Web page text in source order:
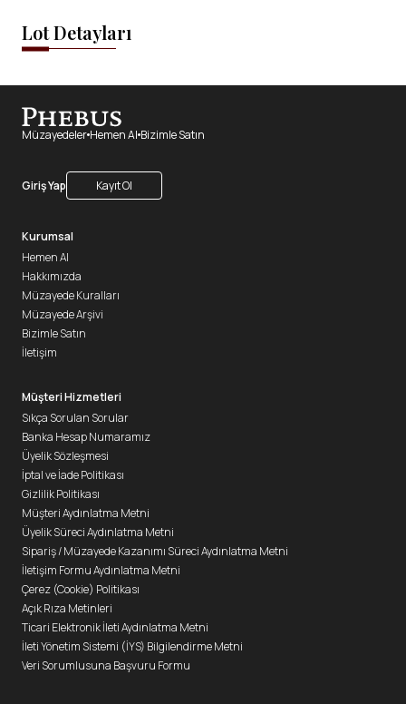
Lot Detayları
Müzayedeler Hemen Al Bizimle Satın
Giriş Yap Kayıt Ol
Kurumsal
Hemen Al
Hakkımızda
Müzayede Kuralları
Müzayede Arşivi
Bizimle Satın
İletişim
Müşteri Hizmetleri
Sıkça Sorulan Sorular
Banka Hesap Numaramız
Üyelik Sözleşmesi
İptal ve İade Politikası
Gizlilik Politikası
Müşteri Aydınlatma Metni
Üyelik Süreci Aydınlatma Metni
Sipariş / Müzayede Kazanımı Süreci Aydınlatma Metni
İletişim Formu Aydınlatma Metni
Çerez (Cookie) Politikası
Açık Rıza Metinleri
Ticari Elektronik İleti Aydınlatma Metni
İleti Yönetim Sistemi (İYS) Bilgilendirme Metni
Veri Sorumlusuna Başvuru Formu